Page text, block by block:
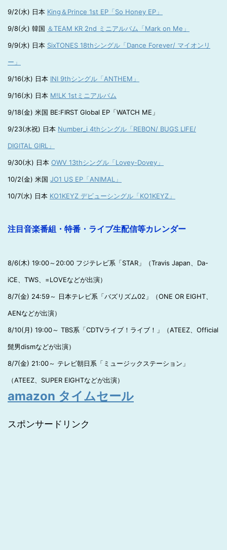
9/2(水) 日本 King＆Prince 1st EP「So Honey EP」
9/8(火) 韓国 ＆TEAM KR 2nd ミニアルバム「Mark on Me」
9/9(水) 日本 SixTONES 18thシングル「Dance Forever/ マイオンリ
ー」
9/16(水) 日本 INI 9thシングル「ANTHEM」
9/16(水) 日本 M!LK 1stミニアルバム
9/18(金) 米国 BE:FIRST Global EP「WATCH ME」
9/23(水祝) 日本 Number_i 4thシングル「REBON/ BUGS LIFE/
DIGITAL GIRL」
9/30(水) 日本 OWV 13thシングル「Lovey-Dovey」
10/2(金) 米国 JO1 US EP「ANIMAL」
10/7(水) 日本 KO1KEYZ デビューシングル「KO1KEYZ」
注目音楽番組・特番・ライブ生配信等カレンダー
8/6(木) 19:00～20:00 フジテレビ系「STAR」（Travis Japan、Da-
iCE、TWS、=LOVEなどが出演）
8/7(金) 24:59～ 日本テレビ系「バズリズム02」（ONE OR EIGHT、
AENなどが出演）
8/10(月) 19:00～ TBS系「CDTVライブ！ライブ！」（ATEEZ、Official
髭男dismなどが出演）
8/7(金) 21:00～ テレビ朝日系「ミュージックステーション」
（ATEEZ、SUPER EIGHTなどが出演）
amazon タイムセール
スポンサードリンク